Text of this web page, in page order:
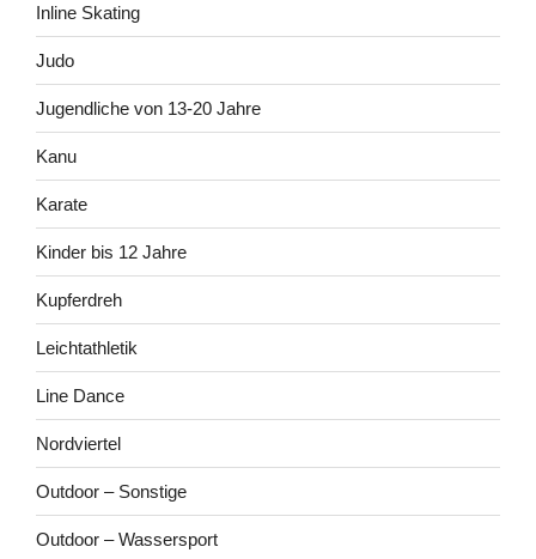
Inline Skating
Judo
Jugendliche von 13-20 Jahre
Kanu
Karate
Kinder bis 12 Jahre
Kupferdreh
Leichtathletik
Line Dance
Nordviertel
Outdoor – Sonstige
Outdoor – Wassersport